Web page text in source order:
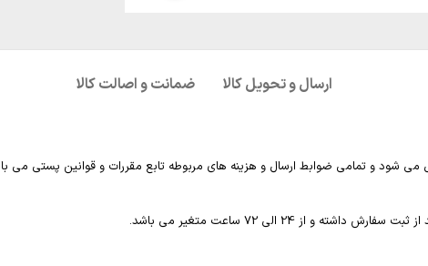
ارسال و تحویل کالا ضمانت و اصالت کالا
می شود و تمامی ضوابط ارسال و هزینه های مربوطه تابع مقررات و قوانین پستی می
از 24 الی 72 ساعت متغیر می باشد.